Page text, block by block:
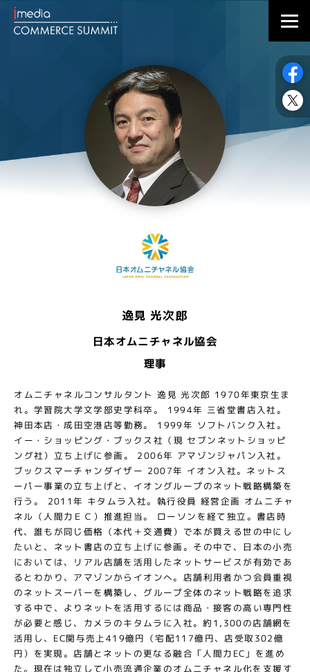
逸見 光次郎
日本オムニチャネル協会
理事
オムニチャネルコンサルタント 逸見 光次郎 1970年東京生ま
れ。学習院大学文学部史学科卒。 1994年 三省堂書店入社。
神田本店・成田空港店等勤務。 1999年 ソフトバンク入社。
イー・ショッピング・ブックス社（現 セブンネットショッピ
ング社）立ち上げに参画。 2006年 アマゾンジャパン入社。
ブックスマーチャンダイザー 2007年 イオン入社。ネットス
ーパー事業の立ち上げと、イオングループのネット戦略構築を
行う。 2011年 キタムラ入社。執行役員 経営企画 オムニチャ
ネル（人間力ＥＣ）推進担当。 ローソンを経て独立。書店時
代、誰もが同じ価格（本代＋交通費）で本が買える世の中にし
たいと、ネット書店の立ち上げに参画。その中で、日本の小売
においては、リアル店舗を活用したネットサービスが有効であ
るとわかり、アマゾンからイオンへ。店舗利用者かつ会員重視
のネットスーパーを構築し、グループ全体のネット戦略を追求
する中で、よりネットを活用するには商品・接客の高い専門性
が必要と感じ、カメラのキタムラに入社。約1,300の店舗網を
活用し、EC関与売上419億円（宅配117億円、店受取302億
円）を実現。店舗とネットの更なる融合「人間力EC」を進め
た。現在は独立して小売流通企業のオムニチャネル化を支援す